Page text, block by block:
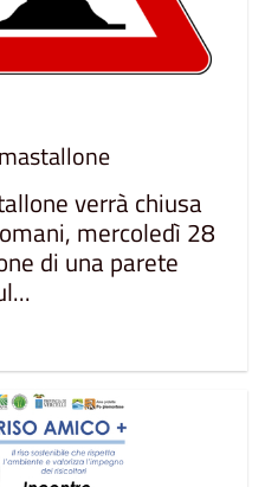
verrà chiusa
mercoledì 28
di una parete